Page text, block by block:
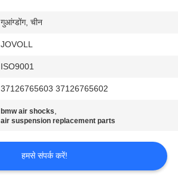
गुआंग्डोंग, चीन
JOVOLL
ISO9001
37126765603 37126765602
bmw air shocks,
air suspension replacement parts
हमसे संपर्क करें!